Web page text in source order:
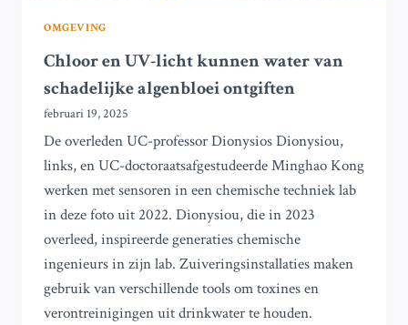
OMGEVING
Chloor en UV-licht kunnen water van
schadelijke algenbloei ontgiften
februari 19, 2025
De overleden UC-professor Dionysios Dionysiou,
links, en UC-doctoraatsafgestudeerde Minghao Kong
werken met sensoren in een chemische techniek lab
in deze foto uit 2022. Dionysiou, die in 2023
overleed, inspireerde generaties chemische
ingenieurs in zijn lab. Zuiveringsinstallaties maken
gebruik van verschillende tools om toxines en
verontreinigingen uit drinkwater te houden.